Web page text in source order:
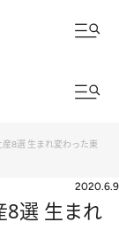
産8選 生まれ変わった東
2020.6.9
8選 生まれ